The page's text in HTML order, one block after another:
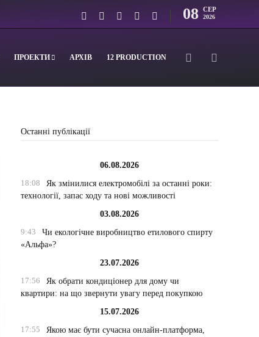
08 СЕР
2026
ПРОЕКТИ АРХІВ 12 PRODUCTION
Останні публікації
06.08.2026
18:08
Як змінилися електромобілі за останні роки:
технології, запас ходу та нові можливості
03.08.2026
9:43
Чи екологічне виробництво етилового спирту
«Альфа»?
23.07.2026
17:56
Як обрати кондиціонер для дому чи
квартири: на що звернути увагу перед покупкою
15.07.2026
17:55
Якою має бути сучасна онлайн-платформа,